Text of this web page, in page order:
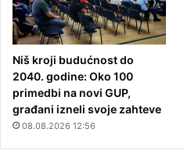
Niš kroji budućnost do
2040. godine: Oko 100
primedbi na novi GUP,
građani izneli svoje zahteve
08.08.2026 12:56